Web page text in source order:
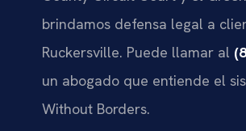
brindamos defensa legal a
Ruckersville. Puede llamar al
un abogado que entiende el
Without Borders.